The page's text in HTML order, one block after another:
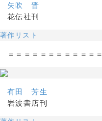
矢吹 晋
花伝社刊
著作リスト
＝＝＝＝＝＝＝＝＝＝＝＝
有田 芳生
岩波書店刊